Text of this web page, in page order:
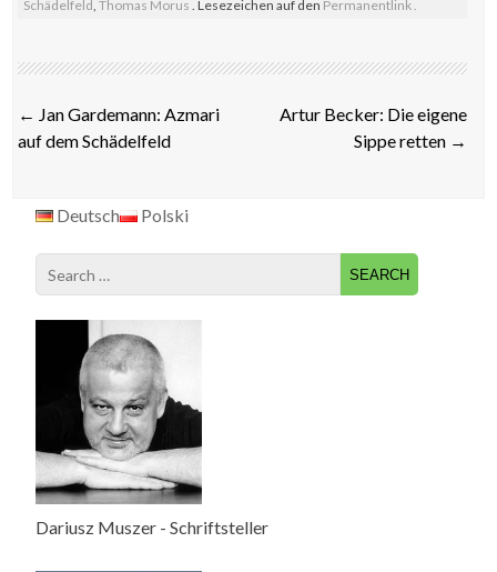
Schädelfeld,Thomas Morus . Lesezeichen auf den Permanentlink.
Post
navigation
← Jan Gardemann: Azmari
auf dem Schädelfeld
Artur Becker: Die eigene
Sippe retten →
Deutsch Polski
Search
for:
Dariusz Muszer - Schriftsteller